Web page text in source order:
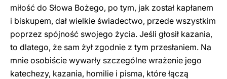
miłość do Słowa Bożego, po tym, jak został kapłanem
i biskupem, dał wielkie świadectwo, przede wszystkim
poprzez spójność swojego życia. Jeśli głosił kazania,
to dlatego, że sam żył zgodnie z tym przesłaniem. Na
mnie osobiście wywarły szczególne wrażenie jego
katechezy, kazania, homilie i pisma, które łączą